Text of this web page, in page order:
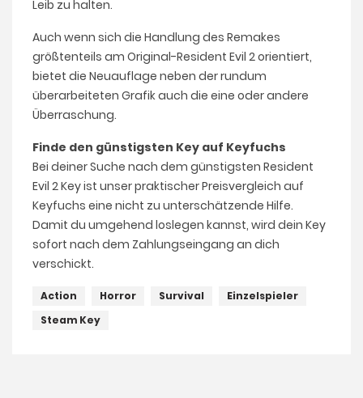
Leib zu halten.
Auch wenn sich die Handlung des Remakes
größtenteils am Original-Resident Evil 2 orientiert,
bietet die Neuauflage neben der rundum
überarbeiteten Grafik auch die eine oder andere
Überraschung.
Finde den günstigsten Key auf Keyfuchs
Bei deiner Suche nach dem günstigsten Resident
Evil 2 Key ist unser praktischer Preisvergleich auf
Keyfuchs eine nicht zu unterschätzende Hilfe.
Damit du umgehend loslegen kannst, wird dein Key
sofort nach dem Zahlungseingang an dich
verschickt.
Action Horror Survival
Einzelspieler
Steam Key